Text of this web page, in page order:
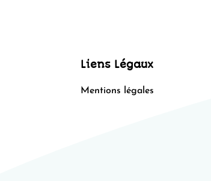
Liens Légaux
Mentions légales